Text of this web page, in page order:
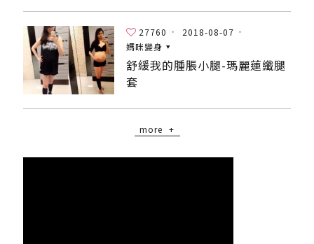
27760
2018-08-07
媽咪變身
舒緩我的腫脹小腿-瑪麗蓮纖腿
套
more